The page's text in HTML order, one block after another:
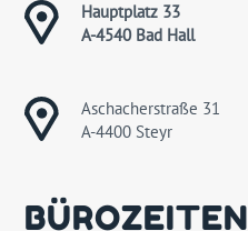
Hauptplatz 33
A-4540 Bad Hall
Aschacherstraße 31
A-4400 Steyr
BÜROZEITEN